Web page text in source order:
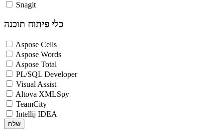
Snagit
כלי פיתוח תוכנה
Aspose Cells
Aspose Words
Aspose Total
PL/SQL Developer
Visual Assist
Altova XMLSpy
TeamCity
Intellij IDEA